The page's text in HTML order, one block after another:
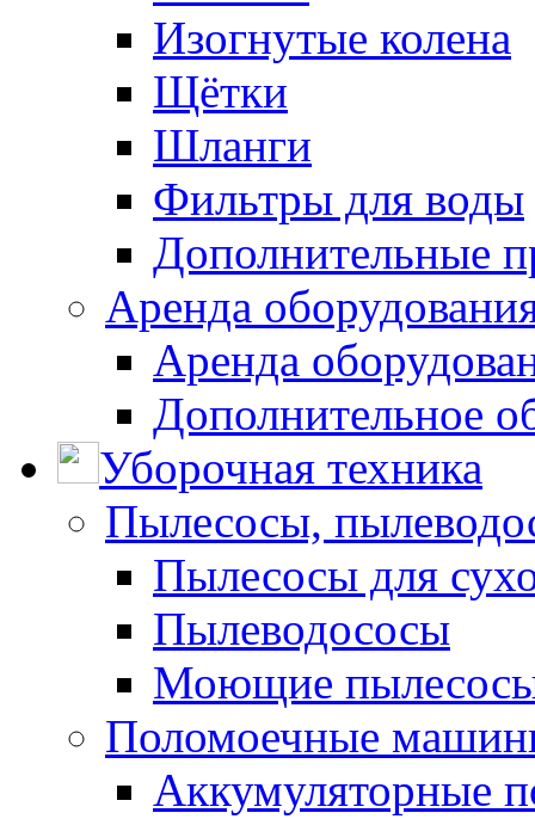
Изогнутые колена
Щётки
Шланги
Фильтры для воды
Дополнительные
Аренда
Аренда
Дополнительное
Уборочная техника
Пылесосы,
Пылесосы для
Пылеводососы
Моющие пылесосы
Поломоечные
Аккумуляторные